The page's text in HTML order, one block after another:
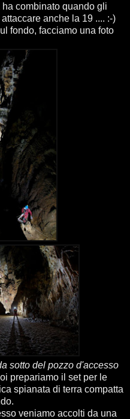
combinato quando gli
anche la 19 .... :-)
fondo, facciamo una foto
sotto del pozzo d'accesso
prepariamo il set per le
spianata di terra compatta
veniamo accolti da una